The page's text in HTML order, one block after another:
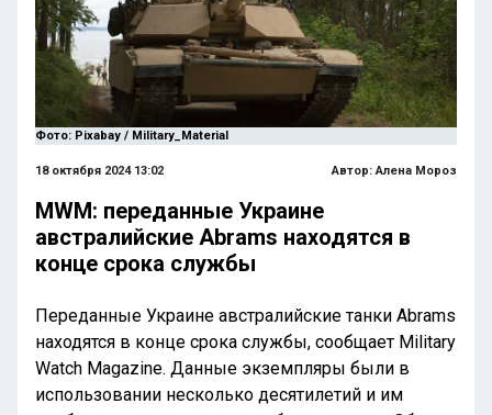
Фото: Pixabay / Military_Material
18 октября 2024 13:02 Автор:Алена Мороз
MWM: переданные Украине
австралийские Abrams находятся в
конце срока службы
Переданные Украине австралийские танки Abrams
находятся в конце срока службы, сообщает Military
Watch Magazine. Данные экземпляры были в
использовании несколько десятилетий и им